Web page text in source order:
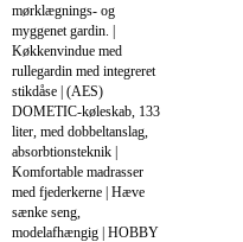
mørklægnings- og
myggenet gardin. |
Køkkenvindue med
rullegardin med integreret
stikdåse | (AES)
DOMETIC-køleskab, 133
liter, med dobbeltanslag,
absorbtionsteknik |
Komfortable madrasser
med fjederkerne | Hæve
sænke seng,
modelafhængig | HOBBY